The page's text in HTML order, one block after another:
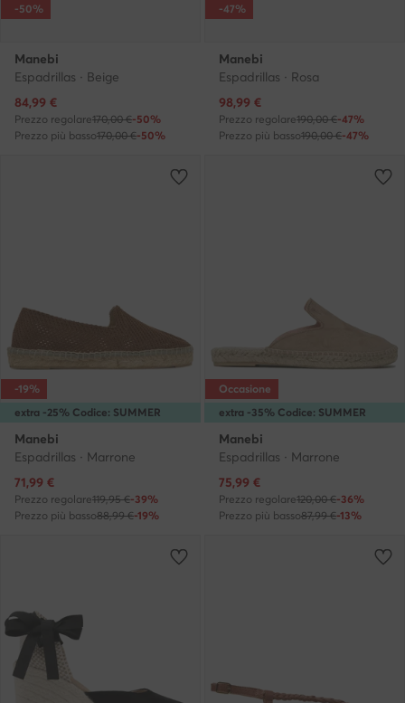
-50%
Manebi
Espadrillas · Beige
Prezzo attuale
84,99 €
Prezzo regolare170,00 €-50%
Prezzo più basso170,00 €-50%
-47%
Manebi
Espadrillas · Rosa
Prezzo attuale
98,99 €
Prezzo regolare190,00 €-47%
Prezzo più basso190,00 €-47%
extra -25% Codice: SUMMER
-19%
Manebi
Espadrillas · Marrone
Prezzo attuale
71,99 €
Prezzo regolare119,95 €-39%
Prezzo più basso88,99 €-19%
extra -35% Codice: SUMMER
Occasione
Manebi
Espadrillas · Marrone
Prezzo attuale
75,99 €
Prezzo regolare120,00 €-36%
Prezzo più basso87,99 €-13%